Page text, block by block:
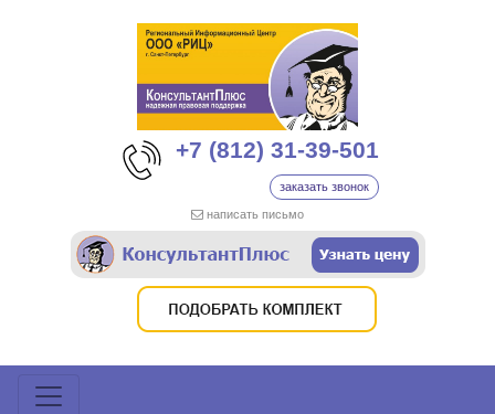
+7 (812) 31-39-501
заказать звонок
написать письмо